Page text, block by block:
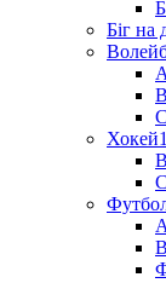
Біг на
Хокей